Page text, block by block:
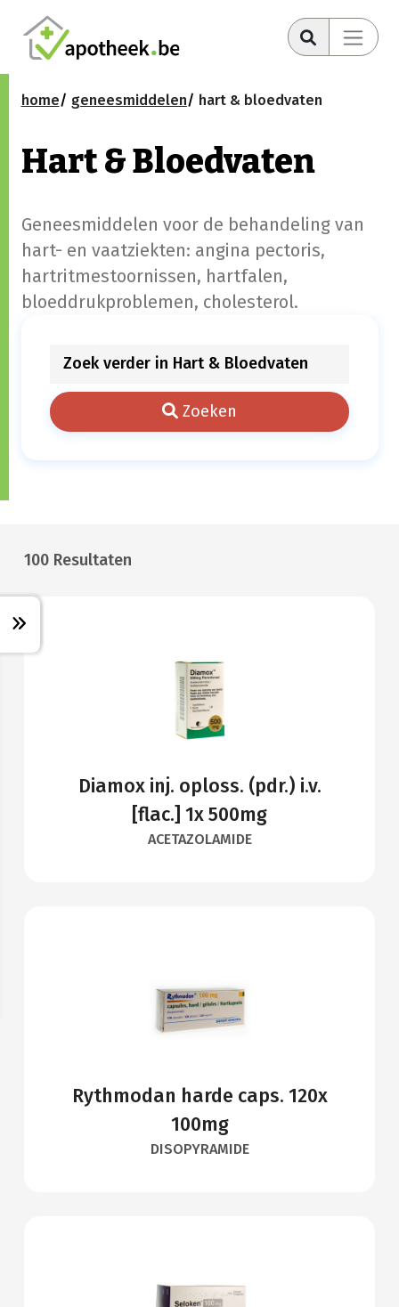
home geneesmiddelen hart & bloedvaten
Hart & Bloedvaten
Geneesmiddelen voor de behandeling van
hart- en vaatziekten: angina pectoris,
hartritmestoornissen, hartfalen,
bloeddrukproblemen, cholesterol.
Zoeken
100 Resultaten
Diamox inj. oploss. (pdr.) i.v.
[flac.] 1x 500mg
ACETAZOLAMIDE
Rythmodan harde caps. 120x
100mg
DISOPYRAMIDE